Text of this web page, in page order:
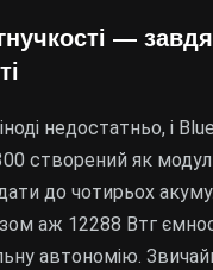
—
недостатньо, і
створений як
до чотирьох
аж 12288 Втг
автономію.